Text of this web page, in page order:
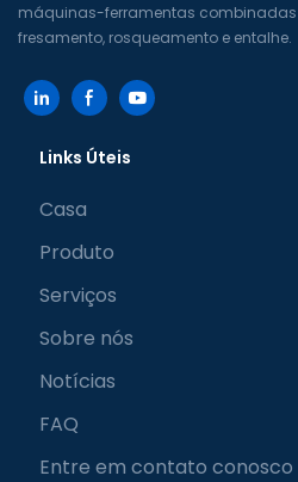
máquinas-ferramentas combinadas
fresamento, rosqueamento e entalhe.
Links Úteis
Casa
Produto
Serviços
Sobre nós
Notícias
FAQ
Entre em contato conosco